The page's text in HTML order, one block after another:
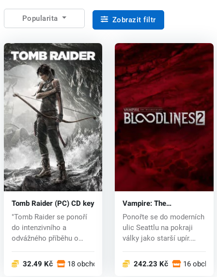
Popularita Zobrazit filtr
Tomb Raider (PC) CD key
"Tomb Raider se ponoří
do intenzivního a
odvážného příběhu o
32.49 Kč 18 obchodech
Vampire: The
Masquerade® -
Bloodlines™ 2 (PC) key
Ponořte se do moderních
ulic Seattlu na pokraji
války jako starší upír.
242.23 Kč 16